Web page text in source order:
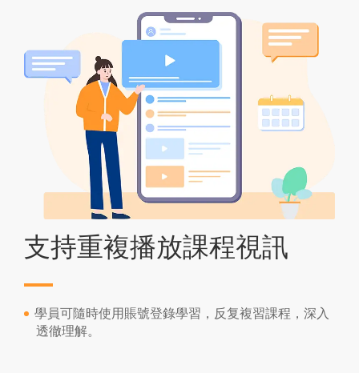
支持重複播放課程視訊
學員可隨時使用賬號登錄學習，反复複習課程，深入
透徹理解。